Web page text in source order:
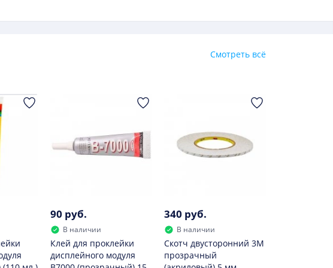
Смотреть всё
90 руб.
В наличии
Клей для проклейки
дисплейного модуля
340 руб.
В наличии
Скотч двусторонний 3M
прозрачный